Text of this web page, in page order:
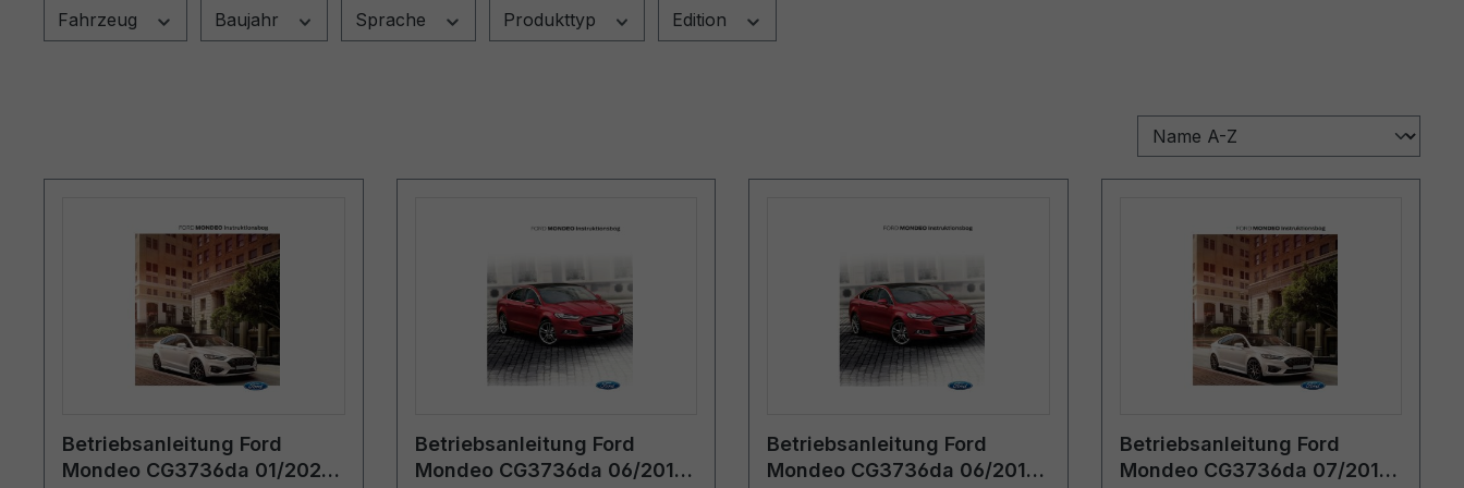
Fahrzeug Baujahr Sprache Produkttyp Edition
Betriebsanleitung Ford
Mondeo CG3736da 01/2021 -
Betriebsanleitung Ford
Mondeo CG3736da 06/2017
Betriebsanleitung Ford
Mondeo CG3736da 06/2018
Betriebsanleitung Ford
Mondeo CG3736da 07/2019